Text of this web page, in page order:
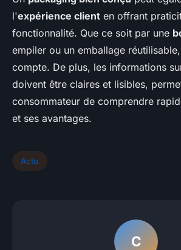
l'expérience client en offrant
fonctionnalité. Que ce soit par une
empiler ou un emballage
compte. De plus, les informations
doivent être claires et lisibles,
consommateur de comprendre
et ses avantages.
Actu
C